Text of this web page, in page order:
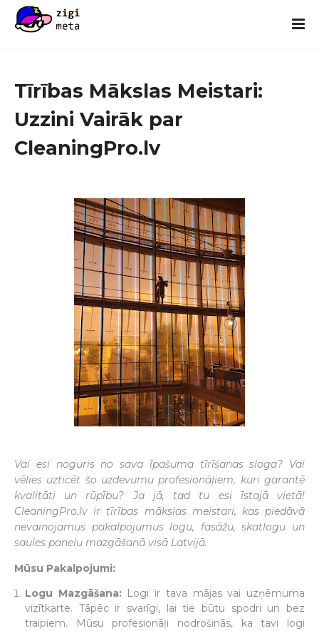
Tīrības Mākslas Meistari:
Uzzini Vairāk par
CleaningPro.lv
Vai esi noguris no sava īpašuma tīrīšanas sloga? Vai
vēlies uzticēt šo uzdevumu profesionāļiem, kuri garantē
kvalitāti un rūpību? Ja jā, tad tu esi īstajā vietā!
CleaningPro.lv ir tīrības mākslas meistari, kas piedāvā
nevainojamus pakalpojumus logu, fasāžu, skatlogu un
saules panelu mazgāšanā visā Latvijā.
Mūsu Pakalpojumi:
Logu Mazgāšana: Logi ir tava mājas vai uzņēmuma
vizītkarte. Tāpēc ir svarīgi, lai tie būtu spodri un bez
traipiem. Mūsu profesionāļi nodrošinās, ka tavi logi